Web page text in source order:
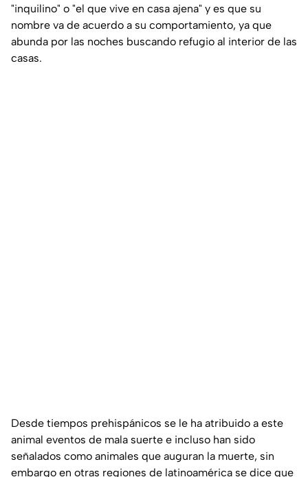
"inquilino" o "el que vive en casa ajena" y es que su
nombre va de acuerdo a su comportamiento, ya que
abunda por las noches buscando refugio al interior de las
casas.
Desde tiempos prehispánicos se le ha atribuido a este
animal eventos de mala suerte e incluso han sido
señalados como animales que auguran la muerte, sin
embargo en otras regiones de latinoamérica se dice que